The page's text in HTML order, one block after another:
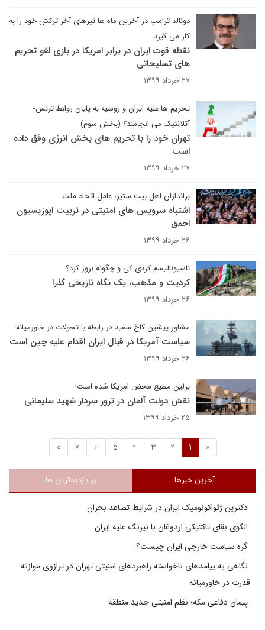
دونالد ترامپ در آخرین ماه ها تیرهای آخر ترکش خود را به
کار می گیرد
نقطه قوت ایران در برابر امریکا در بازی لغو تحریم
های تسلیحاتی
۲۷ خرداد ۱۳۹۹
تحریم ها علیه ایران و روسیه به پایان روابط ترنس-
آتلانتیک می انجامند؟ (بخش سوم)
تهران خود را با تحریم های بخش انرژی وفق داده
است
۲۷ خرداد ۱۳۹۹
براندازان اهل بیت ستیز، عامل اتحاد ملت
اشتباه سرویس های امنیتی در تربیت اپوزیسیون
احمق
۲۶ خرداد ۱۳۹۹
ناسیونالیسم کردی کی و چگونه بروز کرد؟
کردیت و مذهب، یک نگاه تاریخی گذرا
۲۶ خرداد ۱۳۹۹
مشاور پیشین کاخ سفید در رابطه با تحولات در خاورمیانه:
سیاست آمریکا در قبال ایران اقدام علیه چین است
۲۶ خرداد ۱۳۹۹
برلین مطیع محض امریکا شده است!
نقش دولت آلمان در ترور سردار شهید سلیمانی
۲۵ خرداد ۱۳۹۹
«
1
2
3
4
5
6
7
»
آخرین خبرها پر بازدیدترین ها
دکترین ژئواکونومیک ایران در شرایط تصاعد بحران
الگوی بقای تاکتیکی اردوغان با نیرنگ علیه ایران
گره سیاست خارجی ایران چیست؟
نگاهی به پیامدهای ناخواسته راهبردهای امنیتی تهران در ترازوی موازنه
قدرت در خاورمیانه
پیمان دفاعی مکه؛ نظم امنیتی جدید منطقه